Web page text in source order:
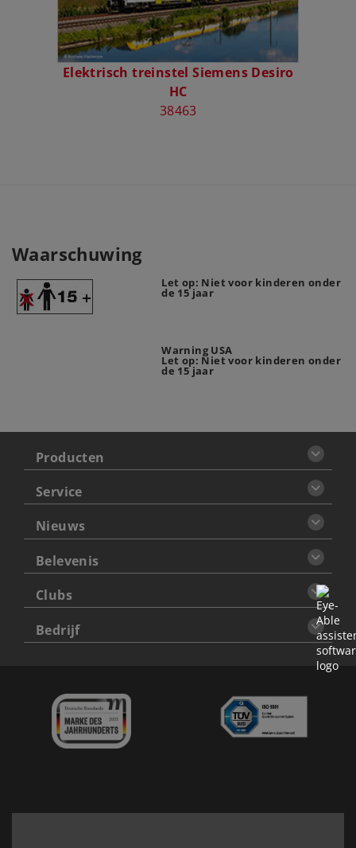
Elektrisch treinstel Siemens Desiro
HC
38463
Waarschuwing
Let op: Niet voor kinderen onder
de 15 jaar
Warning USA
Let op: Niet voor kinderen onder
de 15 jaar
Producten
Service
Nieuws
Belevenis
Clubs
Bedrijf